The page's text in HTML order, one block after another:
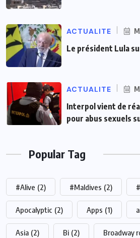
ACTUALITE
Le président Lula
ACTUALITE
Interpol vient de
pour abus sexuels
Popular Tag
#Alive (2) #Maldives (2)
Apocalyptic (2) Apps (1)
Asia (2) Bi (2) Broadway